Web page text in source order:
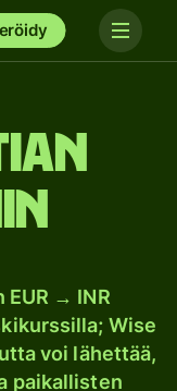
→ INR
Wise
voi lähettää,
paikallisten